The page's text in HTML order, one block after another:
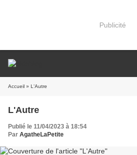
Publicité
Accueil » L'Autre
L'Autre
Publié le 11/04/2023 à 18:54
Par AgatheLaPetite